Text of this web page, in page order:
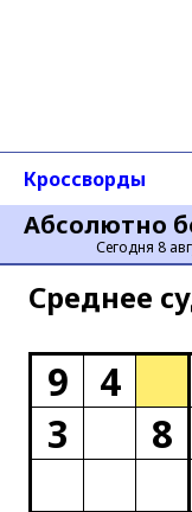
Абсолютно
Сегодня 8
Кроссворды
Среднее
9 4
3
8